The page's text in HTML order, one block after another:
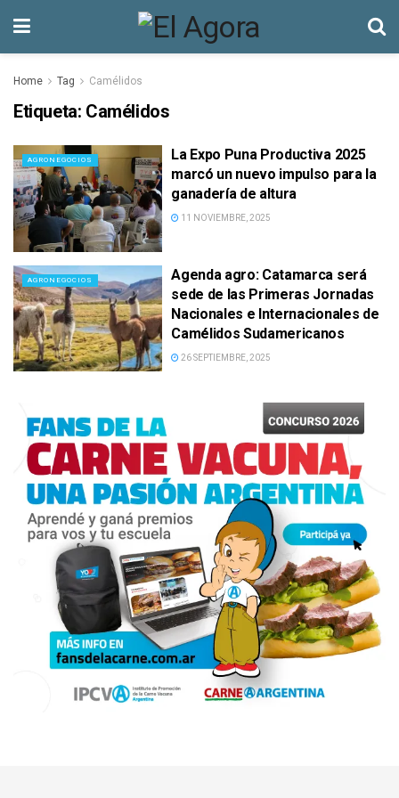
Home Tag Camélidos
Etiqueta: Camélidos
AGRONEGOCIOS
La Expo Puna Productiva 2025
marcó un nuevo impulso para la
ganadería de altura
11 NOVIEMBRE, 2025
AGRONEGOCIOS
Agenda agro: Catamarca será
sede de las Primeras Jornadas
Nacionales e Internacionales de
Camélidos Sudamericanos
26 SEPTIEMBRE, 2025